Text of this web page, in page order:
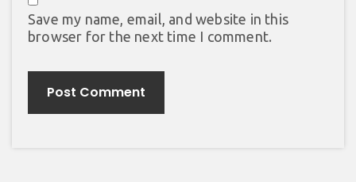
Save my name, email, and website in this
browser for the next time I comment.